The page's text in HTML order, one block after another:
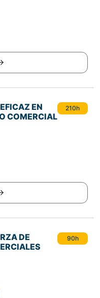
EN
COMERCIAL
210h
DE
90h